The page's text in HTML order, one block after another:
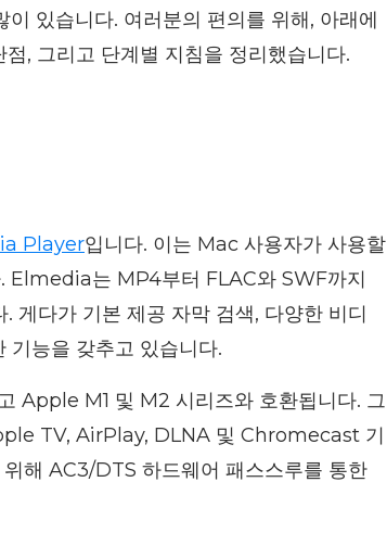
있습니다. 여러분의 편의를 위해, 아래에
, 그리고 단계별 지침을 정리했습니다.
Player입니다. 이는 Mac 사용자가 사용할
Elmedia는 MP4부터 FLAC와 SWF까지
게다가 기본 제공 자막 검색, 다양한 비디
기능을 갖추고 있습니다.
M1 및 M2 시리즈와 호환됩니다. 그
TV, AirPlay, DLNA 및 Chromecast 기
해 AC3/DTS 하드웨어 패스스루를 통한